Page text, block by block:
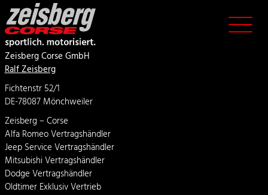
Zeisberg Corse GmbH
Ralf Zeisberg
Fichtenstr 52/1
DE-78087 Mönchweiler
Zeisberg – Corse
Alfa Romeo Vertragshändler
Jeep Service Vertragshändler
Mitsubishi Vertragshändler
Dodge Vertragshändler
Oldtimer Exklusiv Vertrieb